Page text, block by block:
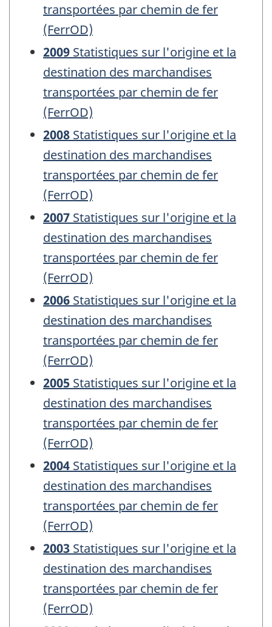
transportées par chemin de fer
(FerrOD)
2009 Statistiques sur l'origine et la
destination des marchandises
transportées par chemin de fer
(FerrOD)
2008 Statistiques sur l'origine et la
destination des marchandises
transportées par chemin de fer
(FerrOD)
2007 Statistiques sur l'origine et la
destination des marchandises
transportées par chemin de fer
(FerrOD)
2006 Statistiques sur l'origine et la
destination des marchandises
transportées par chemin de fer
(FerrOD)
2005 Statistiques sur l'origine et la
destination des marchandises
transportées par chemin de fer
(FerrOD)
2004 Statistiques sur l'origine et la
destination des marchandises
transportées par chemin de fer
(FerrOD)
2003 Statistiques sur l'origine et la
destination des marchandises
transportées par chemin de fer
(FerrOD)